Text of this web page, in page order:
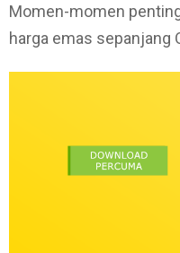
Momen-momen
harga emas sepanjang